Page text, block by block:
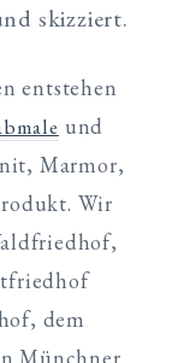
skizziert.
entstehen
und
Marmor,
Wir
dem
Münchner